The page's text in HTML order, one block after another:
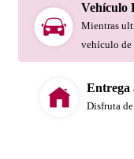
Vehículo
Mientras
vehículo de
Entrega
Disfruta